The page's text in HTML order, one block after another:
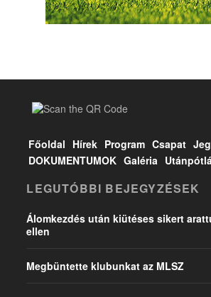
Főoldal Hírek Program Csapat
DOKUMENTUMOK Galéria
LEGUTÓBBI BEJEGYZÉSEK
Álomkezdés után kiütéses sikert
ellen
Megbüntette klubunkat az MLSZ